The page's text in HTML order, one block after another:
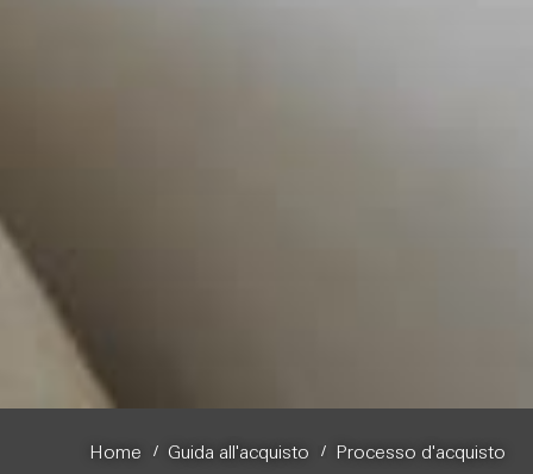
Home / Guida all'acquisto / Processo d'acquisto